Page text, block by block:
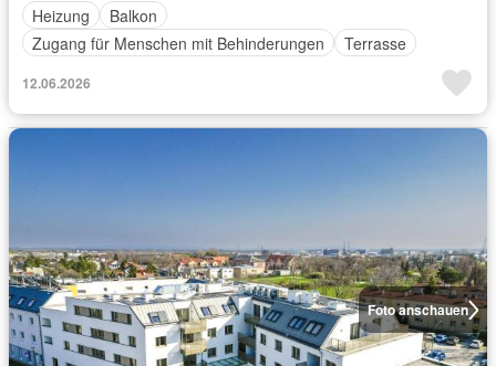
Heizung
Balkon
Zugang für Menschen mit Behinderungen
Terrasse
12.06.2026
Foto anschauen